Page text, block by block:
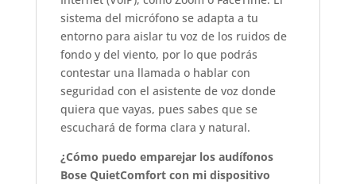
sistema del micrófono se adapta a tu
entorno para aislar tu voz de los ruidos de
fondo y del viento, por lo que podrás
contestar una llamada o hablar con
seguridad con el asistente de voz donde
quiera que vayas, pues sabes que se
escuchará de forma clara y natural.
¿Cómo puedo emparejar los audífonos
Bose QuietComfort con mi dispositivo